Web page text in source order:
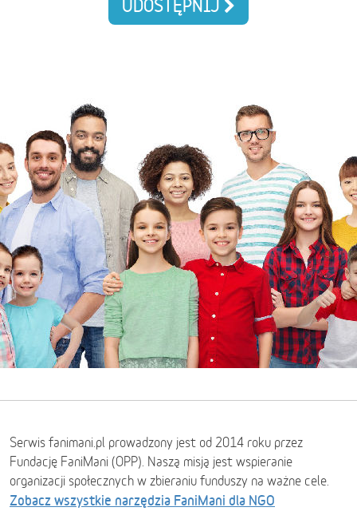
UDOSTĘPNIJ
Serwis fanimani.pl prowadzony jest od 2014 roku przez
Fundację FaniMani (OPP). Naszą misją jest wspieranie
organizacji społecznych w zbieraniu funduszy na ważne cele.
Zobacz wszystkie narzędzia FaniMani dla NGO